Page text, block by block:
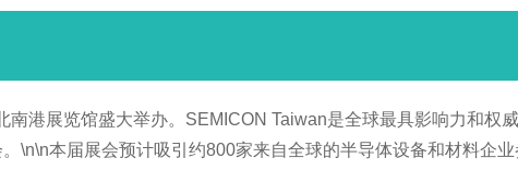
港展览馆盛大举办。SEMICON Taiwan是全球最具影响力和权
\n\n本届展会预计吸引约800家来自全球的半导体设备和材料企